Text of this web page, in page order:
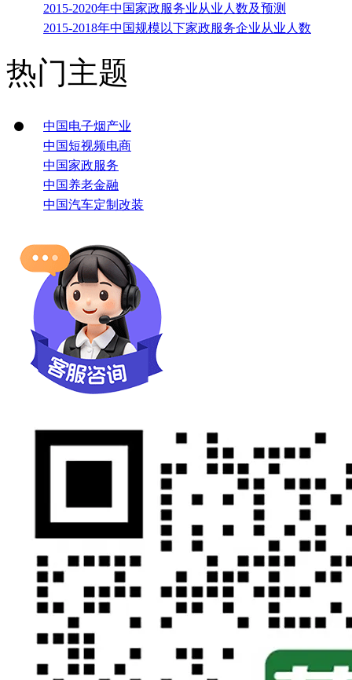
2015-2020年中国家政服务业从业人数及预测
2015-2018年中国规模以下家政服务企业从业人数
热门主题
中国电子烟产业
中国短视频电商
中国家政服务
中国养老金融
中国汽车定制改装